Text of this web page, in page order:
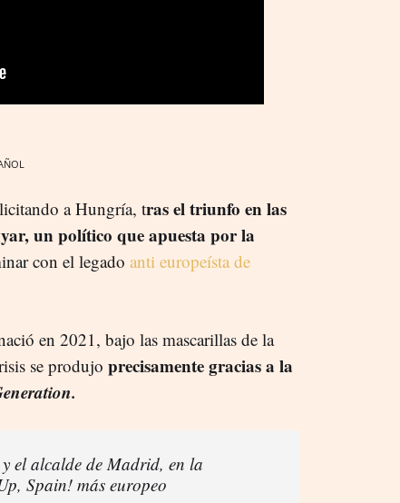
a Hungría, tras el triunfo en las
un político que apuesta por la
con el legado anti europeísta de
en 2021, bajo las mascarillas de la
se produjo precisamente gracias a la
el alcalde de Madrid, en la
Spain! más europeo